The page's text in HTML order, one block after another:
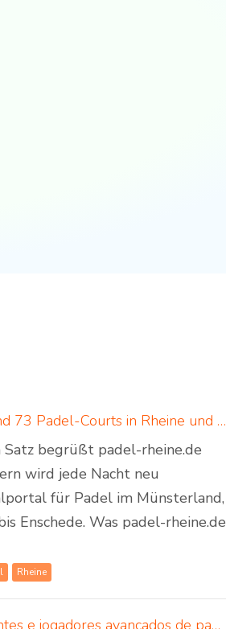
Padel in Rheine: neues Padelportal listet 17 Standorte und 73 Padel-Courts in Rheine und Umgebung
Satz begrüßt padel-rheine.de
wird jede Nacht neu
für Padel im Münsterland,
Enschede. Was padel-rheine.de
Rheine
5 truques mentais para os jogos de padel - para principiantes e jogadores avançados de padel